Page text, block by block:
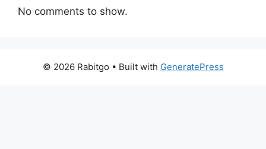
No comments to show.
© 2026 Rabitgo • Built with GeneratePress